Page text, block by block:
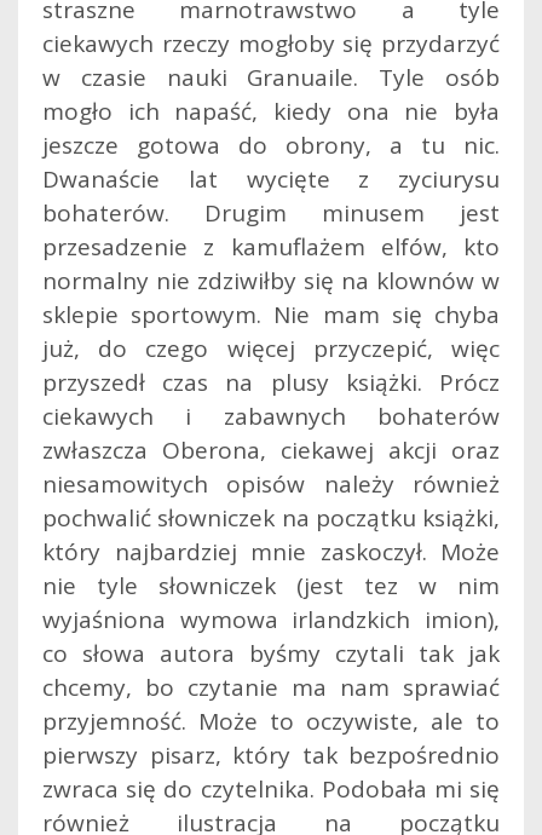
straszne marnotrawstwo a tyle
ciekawych rzeczy mogłoby się przydarzyć
w czasie nauki Granuaile. Tyle osób
mogło ich napaść, kiedy ona nie była
jeszcze gotowa do obrony, a tu nic.
Dwanaście lat wycięte z zyciurysu
bohaterów. Drugim minusem jest
przesadzenie z kamuflażem elfów, kto
normalny nie zdziwiłby się na klownów w
sklepie sportowym. Nie mam się chyba
już, do czego więcej przyczepić, więc
przyszedł czas na plusy książki. Prócz
ciekawych i zabawnych bohaterów
zwłaszcza Oberona, ciekawej akcji oraz
niesamowitych opisów należy również
pochwalić słowniczek na początku książki,
który najbardziej mnie zaskoczył. Może
nie tyle słowniczek (jest tez w nim
wyjaśniona wymowa irlandzkich imion),
co słowa autora byśmy czytali tak jak
chcemy, bo czytanie ma nam sprawiać
przyjemność. Może to oczywiste, ale to
pierwszy pisarz, który tak bezpośrednio
zwraca się do czytelnika. Podobała mi się
również ilustracja na początku